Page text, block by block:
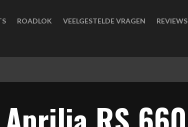
ROADLOK VEELGESTELDE VRAGEN REVIEWS